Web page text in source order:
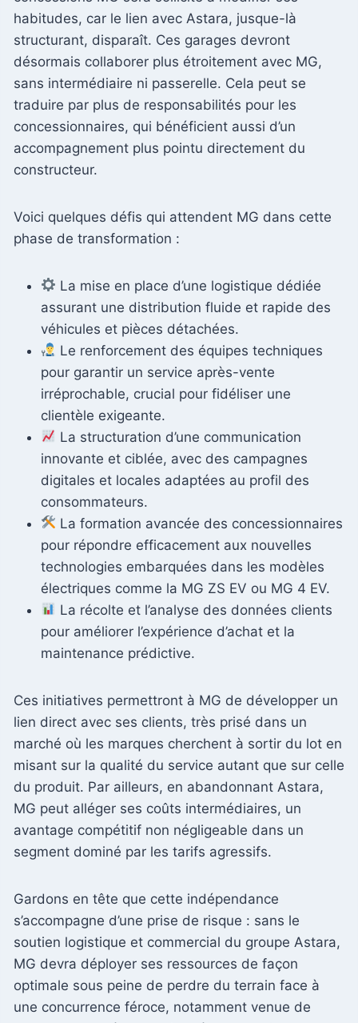
habitudes, car le lien avec Astara, jusque-là
structurant, disparaît. Ces garages devront
désormais collaborer plus étroitement avec MG,
sans intermédiaire ni passerelle. Cela peut se
traduire par plus de responsabilités pour les
concessionnaires, qui bénéficient aussi d’un
accompagnement plus pointu directement du
constructeur.
Voici quelques défis qui attendent MG dans cette
phase de transformation :
La mise en place d’une logistique dédiée
assurant une distribution fluide et rapide des
véhicules et pièces détachées.
Le renforcement des équipes techniques
pour garantir un service après-vente
irréprochable, crucial pour fidéliser une
clientèle exigeante.
La structuration d’une communication
innovante et ciblée, avec des campagnes
digitales et locales adaptées au profil des
consommateurs.
La formation avancée des concessionnaires
pour répondre efficacement aux nouvelles
technologies embarquées dans les modèles
électriques comme la MG ZS EV ou MG 4 EV.
La récolte et l’analyse des données clients
pour améliorer l’expérience d’achat et la
maintenance prédictive.
Ces initiatives permettront à MG de développer un
lien direct avec ses clients, très prisé dans un
marché où les marques cherchent à sortir du lot en
misant sur la qualité du service autant que sur celle
du produit. Par ailleurs, en abandonnant Astara,
MG peut alléger ses coûts intermédiaires, un
avantage compétitif non négligeable dans un
segment dominé par les tarifs agressifs.
Gardons en tête que cette indépendance
s’accompagne d’une prise de risque : sans le
soutien logistique et commercial du groupe Astara,
MG devra déployer ses ressources de façon
optimale sous peine de perdre du terrain face à
une concurrence féroce, notamment venue de